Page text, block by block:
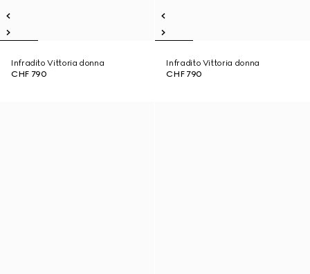
Infradito Vittoria donna
CHF 790
Infradito Vittoria donna
CHF 790